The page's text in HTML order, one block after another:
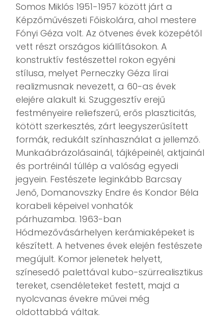
Somos Miklós 1951-1957 között járt a
Képzőművészeti Főiskolára, ahol mestere
Fónyi Géza volt. Az ötvenes évek közepétől
vett részt országos kiállításokon. A
konstruktív festészettel rokon egyéni
stílusa, melyet Perneczky Géza lírai
realizmusnak nevezett, a 60-as évek
elejére alakult ki. Szuggesztív erejű
festményeire reliefszerű, erős plaszticitás,
kötött szerkesztés, zárt leegyszerűsített
formák, redukált színhasználat a jellemző.
Munkaábrázolásainál, tájképeinél, aktjainál
és portréinál túllép a valóság egyedi
jegyein. Festészete leginkább Barcsay
Jenő, Domanovszky Endre és Kondor Béla
korabeli képeivel vonhatók
párhuzamba. 1963-ban
Hódmezővásárhelyen kerámiaképeket is
készített. A hetvenes évek elején festészete
megújult. Komor jelenetek helyett,
színesedő palettával kubo-szürrealisztikus
tereket, csendéleteket festett, majd a
nyolcvanas évekre művei még
oldottabbá váltak.